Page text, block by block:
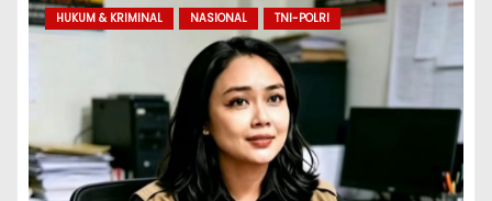
HUKUM & KRIMINAL NASIONAL TNI-POLRI